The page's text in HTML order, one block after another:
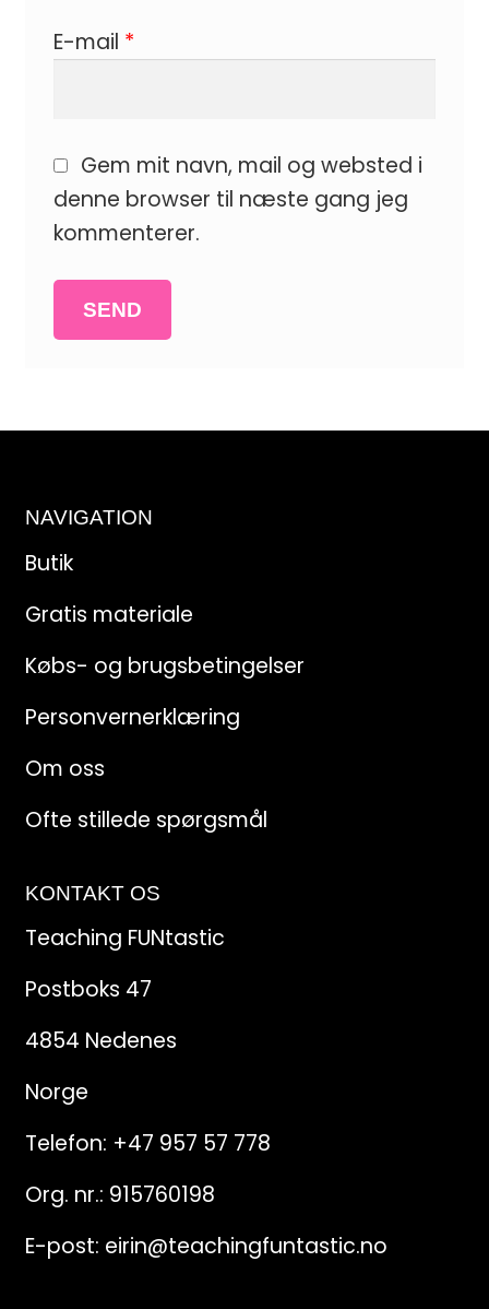
E-mail *
Gem mit navn, mail og websted i
denne browser til næste gang jeg
kommenterer.
NAVIGATION
Butik
Gratis materiale
Købs- og brugsbetingelser
Personvernerklæring
Om oss
Ofte stillede spørgsmål
KONTAKT OS
Teaching FUNtastic
Postboks 47
4854 Nedenes
Norge
Telefon: +47 957 57 778
Org. nr.: 915760198
E-post: eirin@teachingfuntastic.no